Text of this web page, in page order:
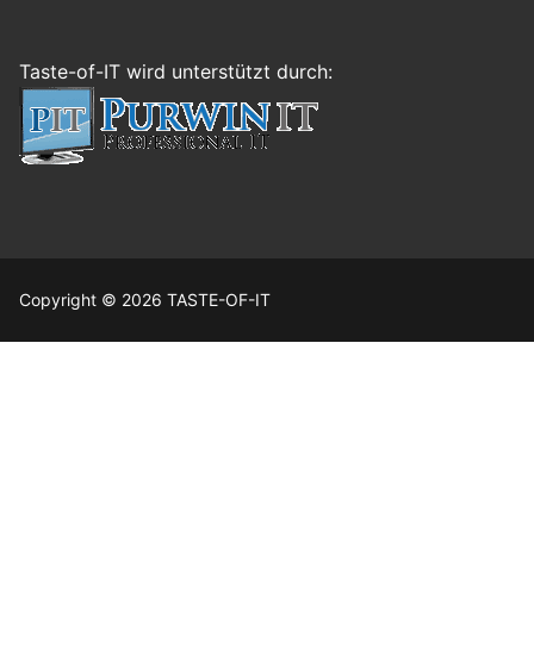
Taste-of-IT wird unterstützt durch:
Copyright © 2026 TASTE-OF-IT